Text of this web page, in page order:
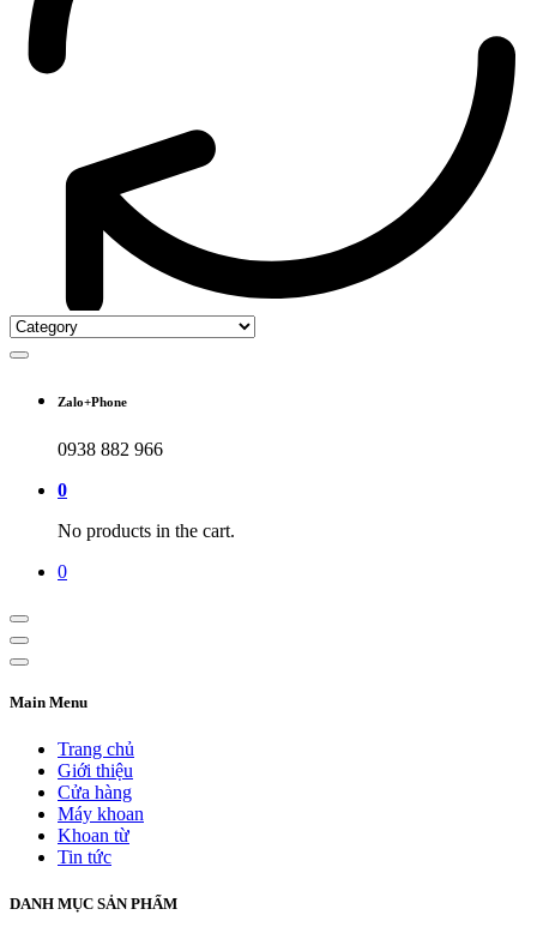
Zalo+Phone
0938 882 966
0
No products in the cart.
0
Main Menu
Trang chủ
Giới thiệu
Cửa hàng
Máy khoan
Khoan từ
Tin tức
DANH MỤC SẢN PHẨM